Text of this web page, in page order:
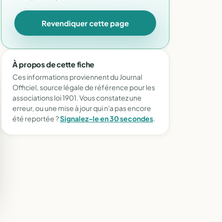
Revendiquer cette page
À propos de cette fiche
Ces informations proviennent du Journal
Officiel, source légale de référence pour les
associations loi 1901. Vous constatez une
erreur, ou une mise à jour qui n'a pas encore
été reportée ?Signalez-le en 30 secondes.